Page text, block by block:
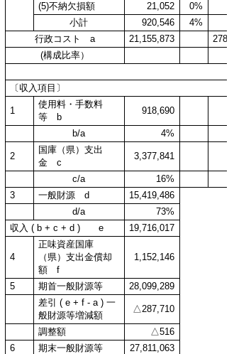
(5)不納欠損額 21,052
0%
小計
920,546
4%
行政コスト a
21,155,873
(構成比率）
〔収入項目〕
1
使用料・手数料
等 b
918,690
b/a 4%
2
国庫（県）支出
金 c
3,377,841
c/a 16%
3
一般財源 d
15,419,486
d/a
73%
収入 ( b + c + d ) e
19,716,017
4
正味資産国庫
（県）支出金償却
額 f
1,152,146
5 期首一般財源等
28,099,289
差引 ( e + f - a ) 一
般財源等増減額
△287,710
調整額
△516
6
期末一般財源等 27,811,063